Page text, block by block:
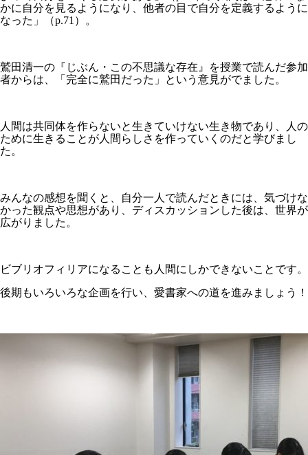
かに自分を見るようになり、他者の目で自分を定義するように
なった」（p.71）。
鷲田清一の『じぶん・この不思議な存在』を授業で読んだ参加
者からは、「完全に鷲田だった」という意見がでました。
人間は共同体を作らないと生きていけない生き物であり、人の
ために生きることが人間らしさを作っていくのだと学びまし
た。
みんなの感想を聞くと、自分一人で読んだときには、気づけな
かった観点や思想があり、ディスカッションした後は、世界が
広がりました。
ビブリオフィリアになることも人間にしかできないことです。
後期もいろいろな企画を行い、愛書家への道を進みましょう！